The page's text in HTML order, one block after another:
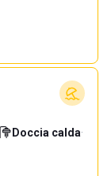
Doccia calda·